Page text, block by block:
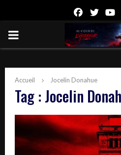
Facebook
PRIMARY
Accueil Jocelin Donahue
Tag : Jocelin